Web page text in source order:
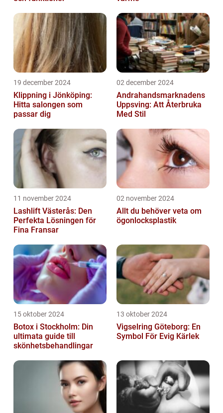
19 december 2024
Klippning i Jönköping:
Hitta salongen som
passar dig
02 december 2024
Andrahandsmarknadens
Uppsving: Att Återbruka
Med Stil
11 november 2024
Lashlift Västerås: Den
Perfekta Lösningen för
Fina Fransar
02 november 2024
Allt du behöver veta om
ögonlocksplastik
15 oktober 2024
Botox i Stockholm: Din
ultimata guide till
skönhetsbehandlingar
13 oktober 2024
Vigselring Göteborg: En
Symbol För Evig Kärlek